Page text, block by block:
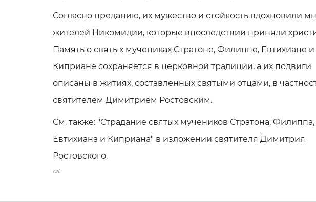
Согласно преданию, их мужество и стойкость вдохновили
жителей Никомидии, которые впоследствии приняли
Память о святых мучениках Стратоне, Филиппе, Евтихиане и
Киприане сохраняется в церковной традиции, а их подвиги
описаны в житиях, составленных святыми отцами, в
святителем Димитрием Ростовским.
См. также: "Страдание святых мучеников Стратона, Филиппа,
Евтихиана и Киприана" в изложении святителя Димитрия
Ростовского.